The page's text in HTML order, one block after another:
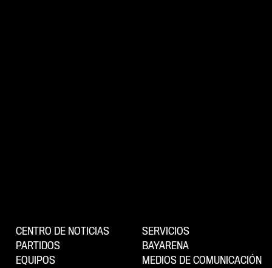
CENTRO DE NOTICIAS
PARTIDOS
EQUIPOS
SERVICIOS
BAYARENA
MEDIOS DE COMUNICACIÓN